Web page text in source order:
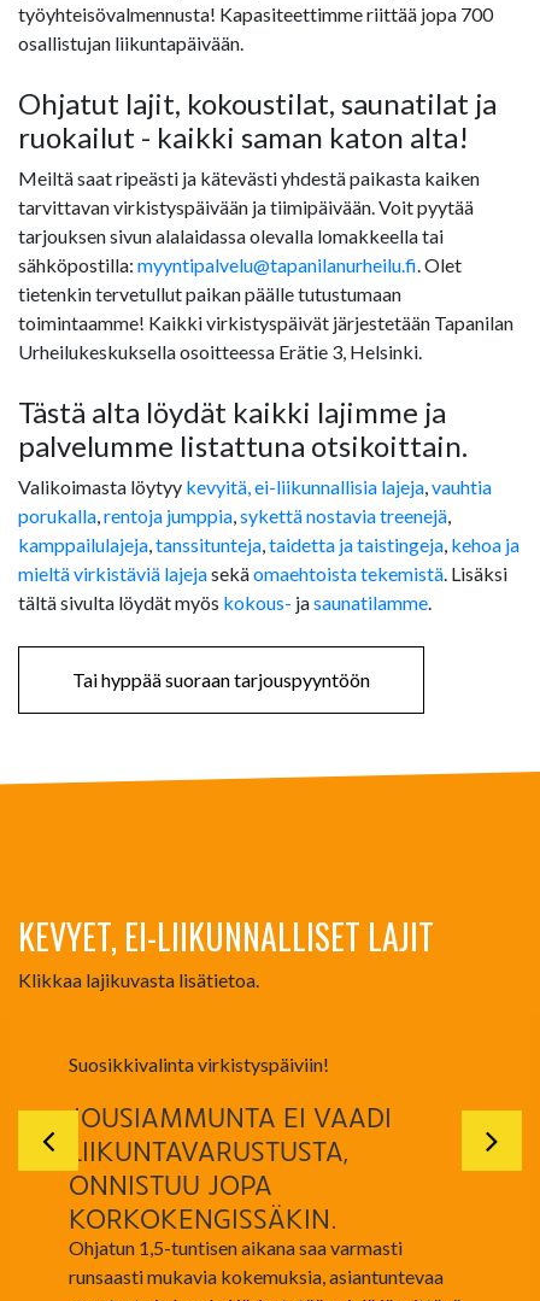
työyhteisövalmennusta! Kapasiteettimme riittää jopa 700
osallistujan liikuntapäivään.
Ohjatut lajit, kokoustilat, saunatilat ja
ruokailut - kaikki saman katon alta!
Meiltä saat ripeästi ja kätevästi yhdestä paikasta kaiken
tarvittavan virkistyspäivään ja tiimipäivään. Voit pyytää
tarjouksen sivun alalaidassa olevalla lomakkeella tai
sähköpostilla: myyntipalvelu@tapanilanurheilu.fi. Olet
tietenkin tervetullut paikan päälle tutustumaan
toimintaamme! Kaikki virkistyspäivät järjestetään Tapanilan
Urheilukeskuksella osoitteessa Erätie 3, Helsinki.
Tästä alta löydät kaikki lajimme ja
palvelumme listattuna otsikoittain.
Valikoimasta löytyy kevyitä, ei-liikunnallisia lajeja,vauhtia
porukalla,rentoja jumppia,sykettä nostavia treenejä,
kamppailulajeja,tanssitunteja,taidetta ja taistingeja, kehoa ja
mieltä virkistäviä lajejasekäomaehtoista tekemistä. Lisäksi
tältä sivulta löydät myös kokous- jasaunatilamme.
Tai hyppää suoraan tarjouspyyntöön
KEVYET, EI-LIIKUNNALLISET LAJIT
Klikkaa lajikuvasta lisätietoa.
Suosikkivalinta virkistyspäiviin!
JOUSIAMMUNTA EI VAADI
LIIKUNTAVARUSTUSTA,
ONNISTUU JOPA
KORKOKENGISSÄKIN.
Ohjatun 1,5-tuntisen aikana saa varmasti
runsaasti mukavia kokemuksia, asiantuntevaa